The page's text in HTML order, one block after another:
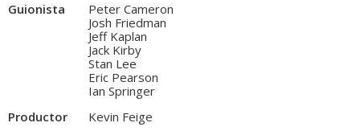
Guionista
Peter Cameron
Josh Friedman
Jeff Kaplan
Jack Kirby
Stan Lee
Eric Pearson
Ian Springer
Productor
Kevin Feige